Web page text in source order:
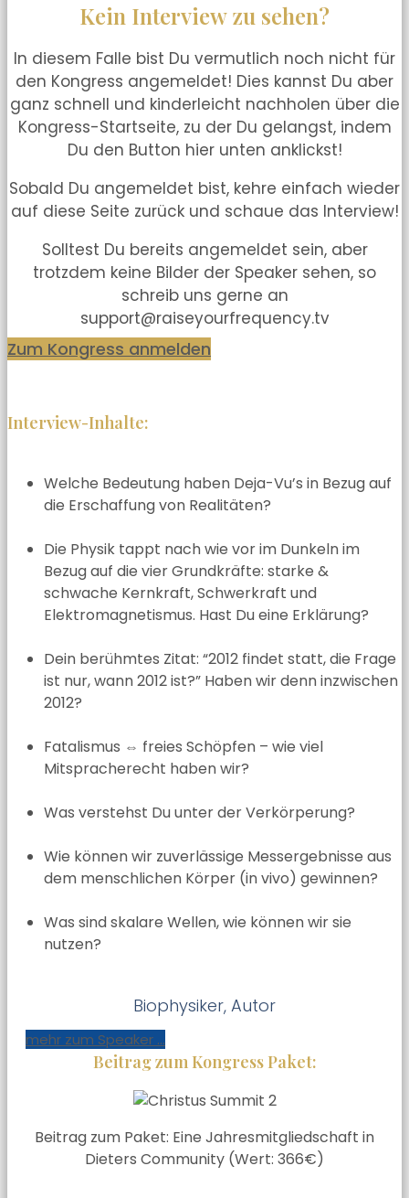
Kein Interview zu sehen?
In diesem Falle bist Du vermutlich noch nicht für
den Kongress angemeldet! Dies kannst Du aber
ganz schnell und kinderleicht nachholen über die
Kongress-Startseite, zu der Du gelangst, indem
Du den Button hier unten anklickst!
Sobald Du angemeldet bist, kehre einfach wieder
auf diese Seite zurück und schaue das Interview!
Solltest Du bereits angemeldet sein, aber
trotzdem keine Bilder der Speaker sehen, so
schreib uns gerne an
support@raiseyourfrequency.tv
Zum Kongress anmelden
Interview-Inhalte:
Welche Bedeutung haben Deja-Vu’s in Bezug auf
die Erschaffung von Realitäten?
Die Physik tappt nach wie vor im Dunkeln im
Bezug auf die vier Grundkräfte: starke &
schwache Kernkraft, Schwerkraft und
Elektromagnetismus. Hast Du eine Erklärung?
Dein berühmtes Zitat: “2012 findet statt, die Frage
ist nur, wann 2012 ist?” Haben wir denn inzwischen
2012?
Fatalismus ⇔ freies Schöpfen – wie viel
Mitspracherecht haben wir?
Was verstehst Du unter der Verkörperung?
Wie können wir zuverlässige Messergebnisse aus
dem menschlichen Körper (in vivo) gewinnen?
Was sind skalare Wellen, wie können wir sie
nutzen?
Biophysiker, Autor
mehr zum Speaker ...
Beitrag zum Kongress Paket:
Beitrag zum Paket: Eine Jahresmitgliedschaft in
Dieters Community (Wert: 366€)